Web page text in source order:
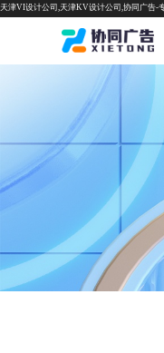
天津VI设计公司,天津KV设计公司,协同广告-